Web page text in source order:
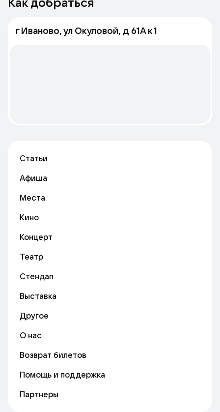
г Иваново, ул Окуловой, д 61А к 1
Статьи
Афиша
Места
Кино
Концерт
Театр
Стендап
Выставка
Другое
О нас
Возврат билетов
Помощь и поддержка
Партнеры